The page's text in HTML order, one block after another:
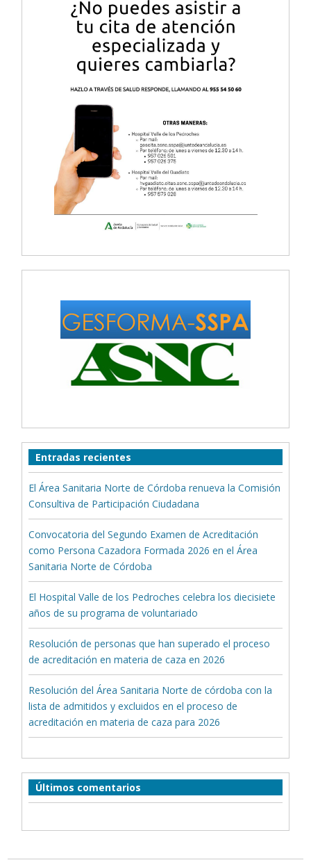
Entradas recientes
El Área Sanitaria Norte de Córdoba renueva la Comisión
Consultiva de Participación Ciudadana
Convocatoria del Segundo Examen de Acreditación
como Persona Cazadora Formada 2026 en el Área
Sanitaria Norte de Córdoba
El Hospital Valle de los Pedroches celebra los diecisiete
años de su programa de voluntariado
Resolución de personas que han superado el proceso
de acreditación en materia de caza en 2026
Resolución del Área Sanitaria Norte de córdoba con la
lista de admitidos y excluidos en el proceso de
acreditación en materia de caza para 2026
Últimos comentarios